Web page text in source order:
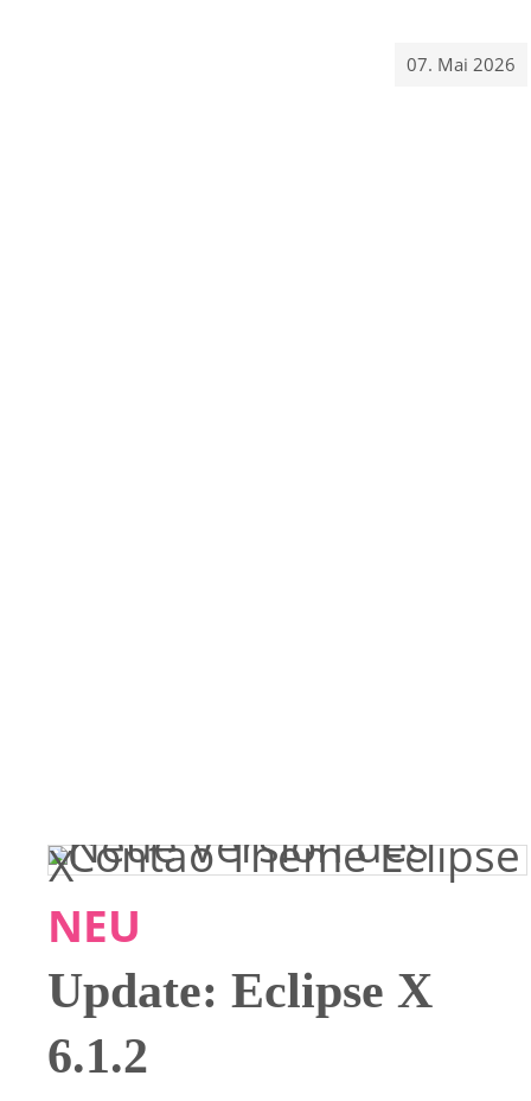
07. Mai 2026
NEU
Update: Eclipse X
6.1.2